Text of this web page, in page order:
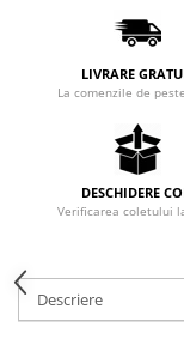
LIVRARE
La comenzile de
DESCHIDERE
Verificarea coletului
Descriere